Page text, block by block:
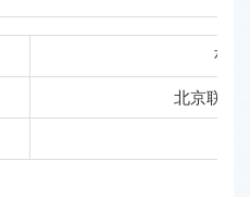
苟
北京联合